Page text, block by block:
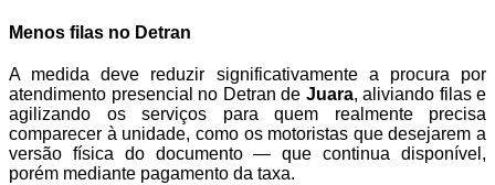
Menos filas no Detran
A medida deve reduzir significativamente a procura por
atendimento presencial no Detran de Juara, aliviando filas e
agilizando os serviços para quem realmente precisa
comparecer à unidade, como os motoristas que desejarem a
versão física do documento — que continua disponível,
porém mediante pagamento da taxa.